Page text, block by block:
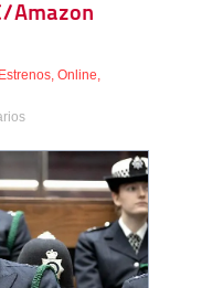
Amazon
Estrenos Online